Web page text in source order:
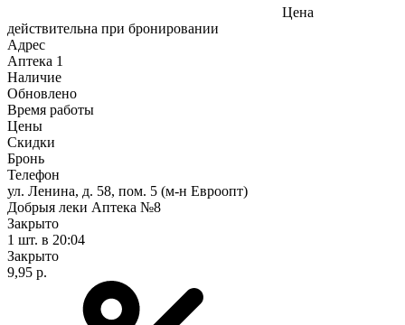
Цена
действительна при бронировании
Адрес
Аптека 1
Наличие
Обновлено
Время работы
Цены
Скидки
Бронь
Телефон
ул. Ленина, д. 58, пом. 5 (м-н Евроопт)
Добрыя леки Аптека №8
Закрыто
1 шт. в 20:04
Закрыто
9,95 р.